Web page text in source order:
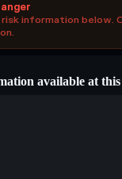
information below.
available at